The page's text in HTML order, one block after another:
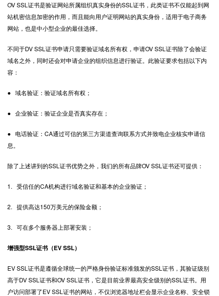
OV SSL证书是验证网站所属组织真实身份的SSL证书，此类证书不仅能起到网
站机密信息加密的作用，而且能向用户证明网站的真实身份，适用于电子商务
网站，也是中小型企业的最佳选择。
不同于DV SSL证书申请只需要验证域名所有权，申请OV SSL证书除了会验证
域名之外，同时还会对申请企业的组织信息进行验证。此验证要求包括以下内
容：
● 域名验证：验证域名所有权；
● 企业验证：验证企业是否真实存在；
● 电话验证：CA通过可信的第三方渠道查询联系方式并致电企业核实申请信
息。
除了上述讲到的SSL证书优势之外，我们的所有品牌OV SSL证书还可提供：
1. 受信任的CA机构进行域名验证和基本的企业验证；
2. 提供高达150万美元的保险金额；
3. 可在多个服务器上部署安装；
增强型SSL证书（EV SSL）
EV SSL证书是遵循全球统一的严格身份验证标准颁发的SSL证书，其验证级别
高于DV SSL证书和OV SSL证书，它是目前业界最高安全级别的SSL证书。用
户访问部署了EV SSL证书的网站，不仅浏览器地址栏会显示企业名称、安全锁